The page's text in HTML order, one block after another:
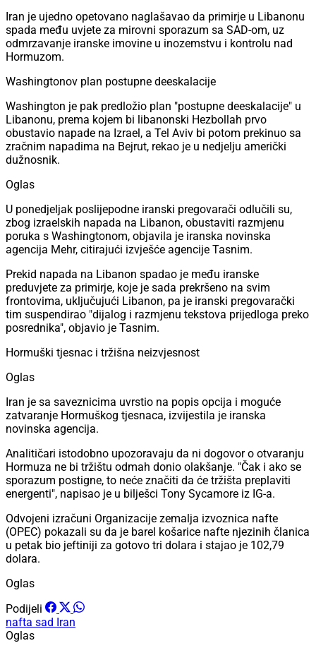
Iran je ujedno opetovano naglašavao da primirje u Libanonu
spada među uvjete za mirovni sporazum sa SAD-om, uz
odmrzavanje iranske imovine u inozemstvu i kontrolu nad
Hormuzom.
Washingtonov plan postupne deeskalacije
Washington je pak predložio plan "postupne deeskalacije" u
Libanonu, prema kojem bi libanonski Hezbollah prvo
obustavio napade na Izrael, a Tel Aviv bi potom prekinuo sa
zračnim napadima na Bejrut, rekao je u nedjelju američki
dužnosnik.
Oglas
U ponedjeljak poslijepodne iranski pregovarači odlučili su,
zbog izraelskih napada na Libanon, obustaviti razmjenu
poruka s Washingtonom, objavila je iranska novinska
agencija Mehr, citirajući izvješće agencije Tasnim.
Prekid napada na Libanon spadao je među iranske
preduvjete za primirje, koje je sada prekršeno na svim
frontovima, uključujući Libanon, pa je iranski pregovarački
tim suspendirao "dijalog i razmjenu tekstova prijedloga preko
posrednika", objavio je Tasnim.
Hormuški tjesnac i tržišna neizvjesnost
Oglas
Iran je sa saveznicima uvrstio na popis opcija i moguće
zatvaranje Hormuškog tjesnaca, izvijestila je iranska
novinska agencija.
Analitičari istodobno upozoravaju da ni dogovor o otvaranju
Hormuza ne bi tržištu odmah donio olakšanje. "Čak i ako se
sporazum postigne, to neće značiti da će tržišta preplaviti
energenti", napisao je u bilješci Tony Sycamore iz IG-a.
Odvojeni izračuni Organizacije zemalja izvoznica nafte
(OPEC) pokazali su da je barel košarice nafte njezinih članica
u petak bio jeftiniji za gotovo tri dolara i stajao je 102,79
dolara.
Oglas
Podijeli
nafta sad Iran
Oglas